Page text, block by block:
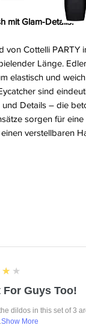
mit Glam-Details!
von Cottelli PARTY
Länge.
elastisch und
sind
und Details – die
sorgen für
verstellbaren
For Guys Too!
dildos in this set of 3
Show More